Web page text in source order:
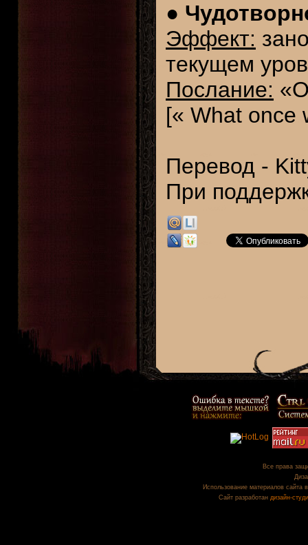
●
Эффект:
текущем
Послание:
[« What once
Перевод -
При
Все права
Использование материалов сайта
Сайт разработан дизайн-